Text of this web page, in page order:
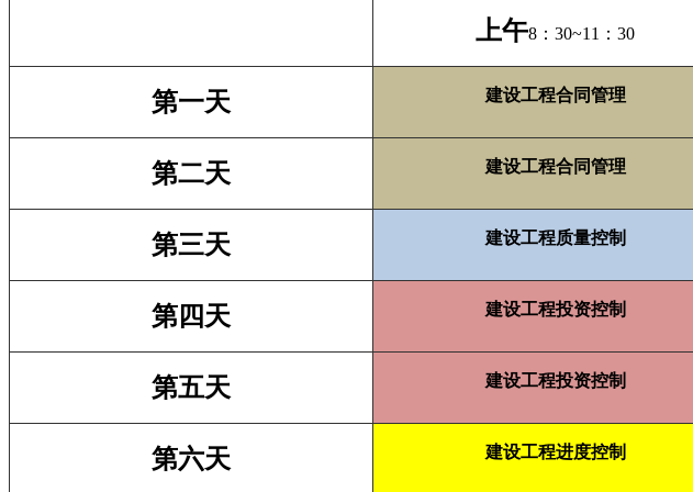
上午8 ： 30~11 ： 30
第一天 建设工程合同管理
第二天 建设工程合同管理
第三天 建设工程质量控制
第四天 建设工程投资控制
第五天 建设工程投资控制
第六天 建设工程进度控制